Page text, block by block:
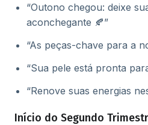
“Outono chegou: deixe
aconchegante 🍂”
“As peças-chave para a
“Sua pele está pronta
“Renove suas energias
Início do Segundo